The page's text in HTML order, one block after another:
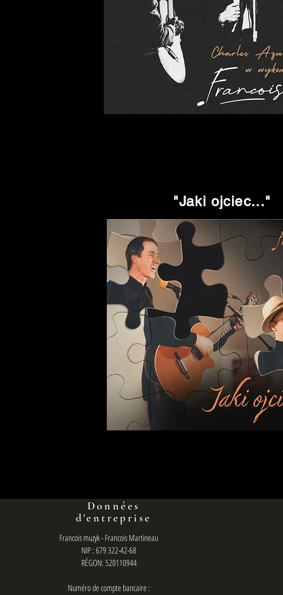
"Jaki ojciec..."
Données
d'entreprise
Francois muzyk - Francois Martineau
NIP : 679 322-42-68
RÉGON: 520110944
Numéro de compte bancaire :